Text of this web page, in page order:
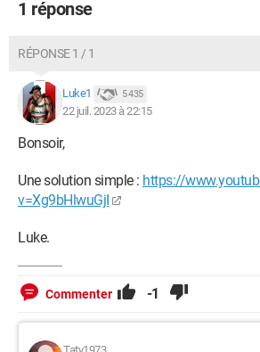
1 réponse
RÉPONSE 1 / 1
Luke1 5 435
22 juil. 2023 à 22:15
Bonsoir,
Une solution simple : https://
v=Xg9bHlwuGjI
Luke.
Commenter -1